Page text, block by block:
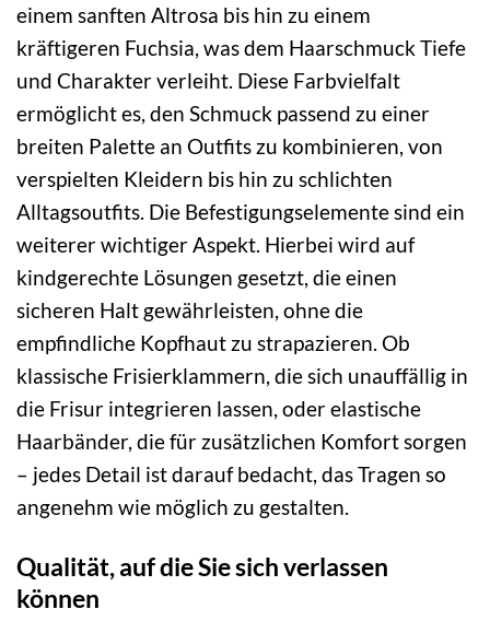
einem sanften Altrosa bis hin zu einem
kräftigeren Fuchsia, was dem Haarschmuck Tiefe
und Charakter verleiht. Diese Farbvielfalt
ermöglicht es, den Schmuck passend zu einer
breiten Palette an Outfits zu kombinieren, von
verspielten Kleidern bis hin zu schlichten
Alltagsoutfits. Die Befestigungselemente sind ein
weiterer wichtiger Aspekt. Hierbei wird auf
kindgerechte Lösungen gesetzt, die einen
sicheren Halt gewährleisten, ohne die
empfindliche Kopfhaut zu strapazieren. Ob
klassische Frisierklammern, die sich unauffällig in
die Frisur integrieren lassen, oder elastische
Haarbänder, die für zusätzlichen Komfort sorgen
– jedes Detail ist darauf bedacht, das Tragen so
angenehm wie möglich zu gestalten.
Qualität, auf die Sie sich verlassen
können